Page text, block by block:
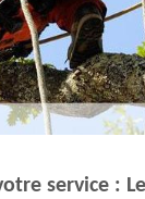
service :